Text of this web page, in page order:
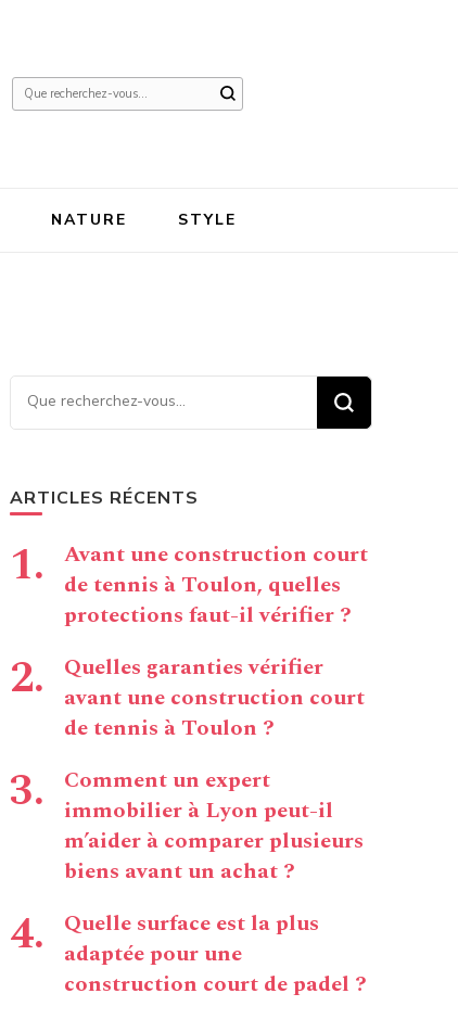
Vous
NATURE STYLE
Vous recherchiez quelque
chose ?
ARTICLES RÉCENTS
Avant une construction court
de tennis à Toulon, quelles
protections faut-il vérifier ?
Quelles garanties vérifier
avant une construction court
de tennis à Toulon ?
Comment un expert
immobilier à Lyon peut-il
m’aider à comparer plusieurs
biens avant un achat ?
Quelle surface est la plus
adaptée pour une
construction court de padel ?